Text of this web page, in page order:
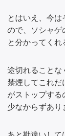
とはいえ、今
ので、ソシャゲ
と分かってくれ
途切れることな
禁煙してこれだ
がストップする
少なからずあり